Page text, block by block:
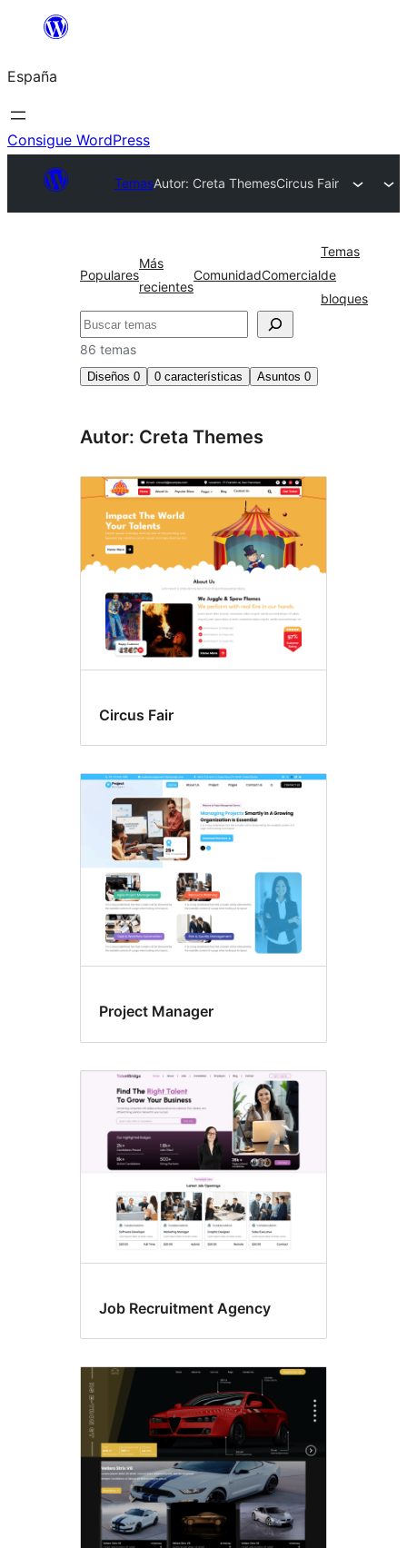
Saltar
contenido
España
Consigue WordPress
TemasAutor: Creta ThemesCircus Fair
Populares
Más
recientes
ComunidadComercial
Temas
de
bloques
Buscar
86 temas
Diseños 0 0 características Asuntos 0
Autor: Creta Themes
Circus Fair
Project Manager
Job Recruitment Agency